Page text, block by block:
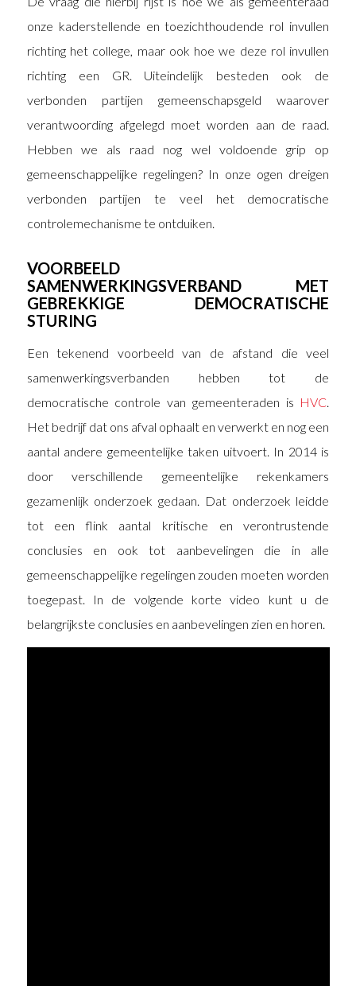
onze kaderstellende en toezichthoudende rol invullen
richting het college, maar ook hoe we deze rol invullen
richting een GR. Uiteindelijk besteden ook de
verbonden partijen gemeenschapsgeld waarover
verantwoording afgelegd moet worden aan de raad.
Hebben we als raad nog wel voldoende grip op
gemeenschappelijke regelingen? In onze ogen dreigen
verbonden partijen te veel het democratische
controlemechanisme te ontduiken.
VOORBEELD
SAMENWERKINGSVERBAND MET
GEBREKKIGE DEMOCRATISCHE
STURING
Een tekenend voorbeeld van de afstand die veel
samenwerkingsverbanden hebben tot de
democratische controle van gemeenteraden is HVC.
Het bedrijf dat ons afval ophaalt en verwerkt en nog een
aantal andere gemeentelijke taken uitvoert. In 2014 is
door verschillende gemeentelijke rekenkamers
gezamenlijk onderzoek gedaan. Dat onderzoek leidde
tot een flink aantal kritische en verontrustende
conclusies en ook tot aanbevelingen die in alle
gemeenschappelijke regelingen zouden moeten worden
toegepast. In de volgende korte video kunt u de
belangrijkste conclusies en aanbevelingen zien en horen.